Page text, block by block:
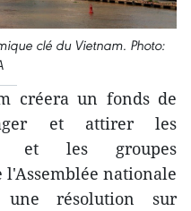
clé du Vietnam. Photo:
créera un fonds de
et attirer les
et les groupes
nationale
une résolution sur